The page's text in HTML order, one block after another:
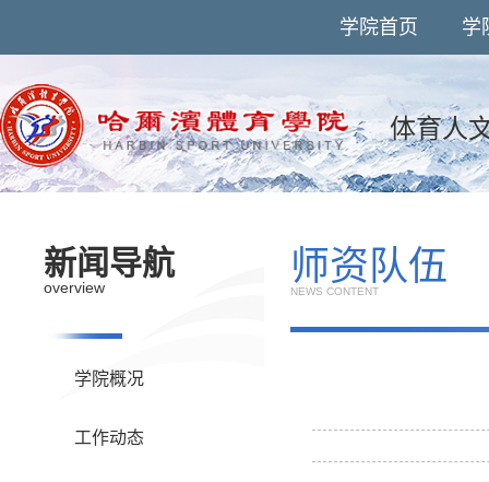
学院首页 学
体育人
新闻导航
overview
学院概况
工作动态
师资队伍
NEWS CONTENT